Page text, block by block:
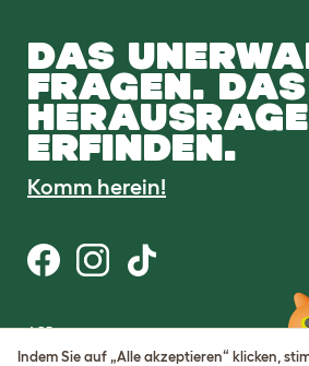
DAS
FRAGEN. DAS
ERFINDEN.
Komm herein!
AGB
Datenschutz
Indem Sie auf „Alle akzeptieren“ klicken,